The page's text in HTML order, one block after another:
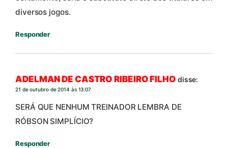
diversos jogos.
Responder
ADELMAN DE CASTRO RIBEIRO FILHO disse:
21 de outubro de 2014 às 13:07
SERÁ QUE NENHUM TREINADOR LEMBRA DE
RÓBSON SIMPLÍCIO?
Responder